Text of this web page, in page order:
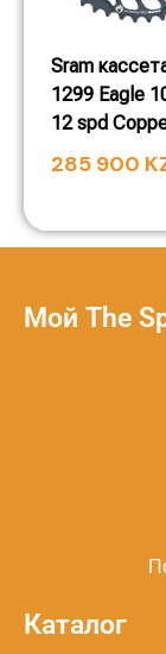
Sram
1299 Eagle
12 spd
285 900
Мой The
Каталог